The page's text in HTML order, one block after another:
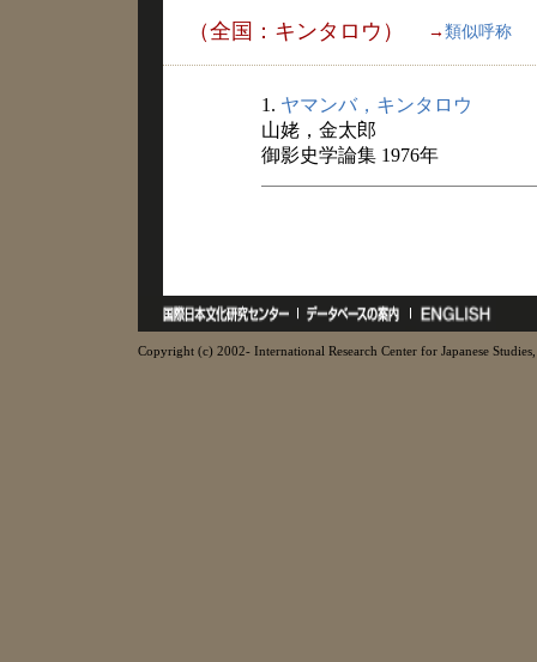
（全国：キンタロウ） → 類似呼称
1. ヤマンバ，キンタロウ
山姥，金太郎
御影史学論集 1976年
Copyright (c) 2002- International Research Center for Japanese